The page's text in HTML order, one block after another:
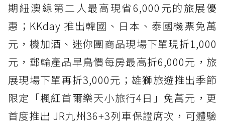
期紐澳線第二人最高現省6,000元的旅展優
惠；KKday 推出韓國、日本、泰國機票免萬
元，機加酒、迷你團商品現場下單現折1,000
元，郵輪產品早鳥價每房最高折6,000元，旅
展現場下單再折3,000元；雄獅旅遊推出季節
限定「楓紅首爾樂天小旅行4日」免萬元，更
首度推出 JR九州36+3列車保證席次，可體驗